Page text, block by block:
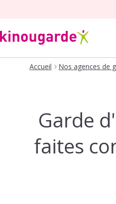
Accueil Nos agences de
Garde
faites